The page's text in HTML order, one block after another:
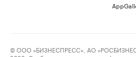
© ООО «БИЗНЕСПРЕСС», АО